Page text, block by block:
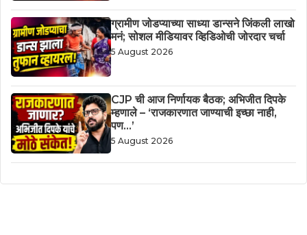
ग्रामीण जोडप्याच्या साध्या डान्सने जिंकली लाखो
मनं; सोशल मीडियावर व्हिडिओची जोरदार चर्चा
5 August 2026
CJP ची आज निर्णायक बैठक; अभिजीत दिपके
म्हणाले – ‘राजकारणात जाण्याची इच्छा नाही,
पण…’
5 August 2026